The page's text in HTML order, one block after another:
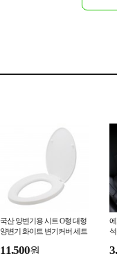
국산 양변기용 시트 O형 대형
양변기 화이트 변기커버 세트
11,500원